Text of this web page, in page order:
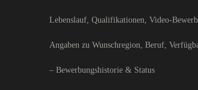
Lebenslauf, Qualifikationen, Video-
Angaben zu Wunschregion, Beruf,
– Bewerbungshistorie & Status